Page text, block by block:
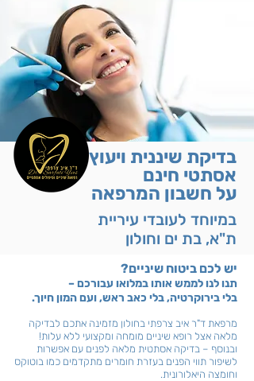
בדיקת שיננית ויעוץ
אסתטי חינם
על חשבון המרפאה
במיוחד לעובדי עיריית
ת"א, בת ים וחולון
יש לכם ביטוח שיניים?
תנו לנו לממש אותו במלואו עבורכם –
בלי בירוקרטיה, בלי כאב ראש, ועם המון חיוך.
מרפאת ד"ר איב צרפתי בחולון מזמינה אתכם לבדיקה
מלאה אצל רופא שיניים מומחה ומקצועי ללא עלות!
ובנוסף – בדיקה אסתטית מלאה לפנים עם אפשרות
לשיפור תווי הפנים בעזרת חומרים מתקדמים כמו בוטוקס
וחומצה היאלורונית.